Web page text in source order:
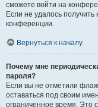
сможете войти на
Если не удалось
конференции.
Вернуться к началу
Почему мне
пароля?
Если вы не отметили
оставаться под своим
ограниченное время. Это